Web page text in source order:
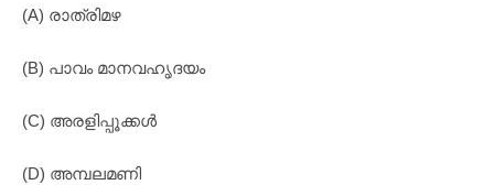
(A) രാത്രിമഴ
(B) പാവം മാനവഹൃദയം
(C) അരളിപ്പൂക്കൾ
(D) അമ്പലമണി